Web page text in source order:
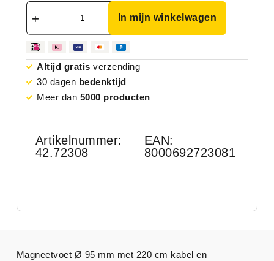
In mijn winkelwagen
Altijd gratis verzending
30 dagen bedenktijd
Meer dan 5000 producten
Artikelnummer:
42.72308
EAN:
8000692723081
Magneetvoet Ø 95 mm met 220 cm kabel en